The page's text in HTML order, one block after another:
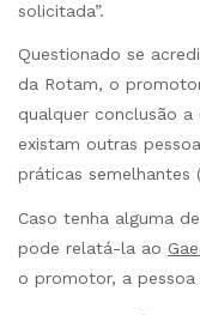
solicitada”.
Questionado se
da Rotam, o
qualquer conclusão a
existam outras
práticas semelhantes
Caso tenha alguma
pode relatá-la ao
o promotor, a